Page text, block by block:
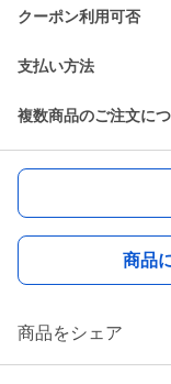
クーポン利用可否
支払い方法
複数商品のご注文に
商品
商品をシェア